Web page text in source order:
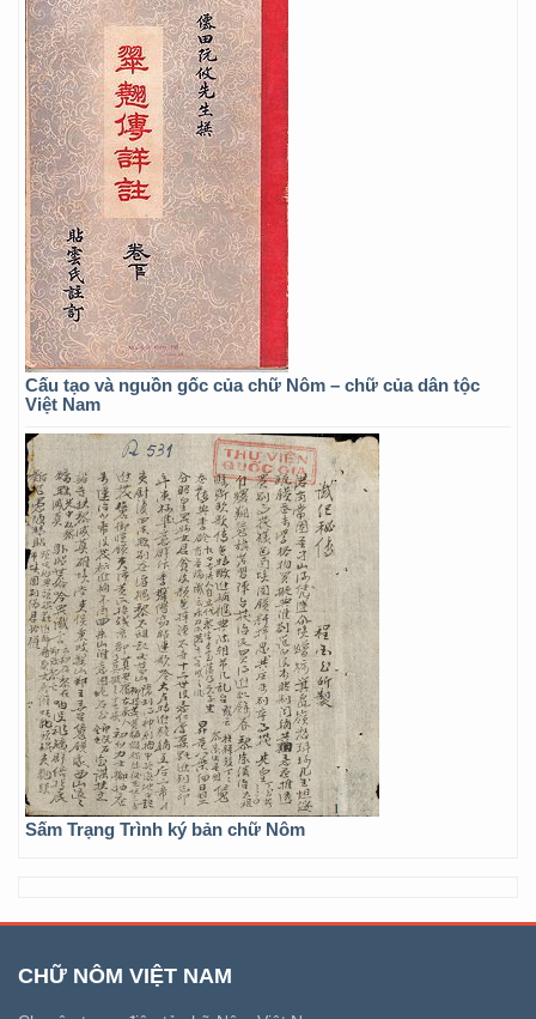
Cấu tạo và nguồn gốc của chữ Nôm – chữ của dân tộc
Việt Nam
Sấm Trạng Trình ký bản chữ Nôm
CHỮ NÔM VIỆT NAM